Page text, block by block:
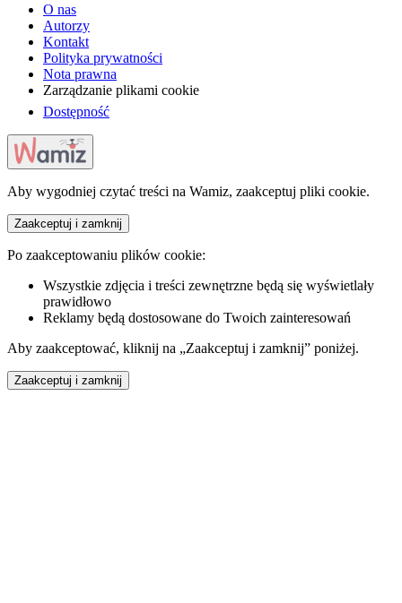
O nas
Autorzy
Kontakt
Polityka prywatności
Nota prawna
Zarządzanie plikami cookie
Dostępność
Aby wygodniej czytać treści na Wamiz, zaakceptuj pliki cookie.
Zaakceptuj i zamknij
Po zaakceptowaniu plików cookie:
Wszystkie zdjęcia i treści zewnętrzne będą się wyświetlały
prawidłowo
Reklamy będą dostosowane do Twoich zainteresowań
Aby zaakceptować, kliknij na „Zaakceptuj i zamknij” poniżej.
Zaakceptuj i zamknij